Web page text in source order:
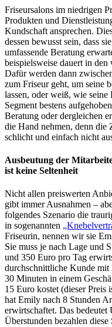
Friseursalons im niedrigen
Produkten und
Kundschaft ansprechen.
dessen bewusst sein, dass
umfassende Beratung
beispielsweise dauert in
Dafür werden dann
zum Friseur geht, um seine
lassen, oder weiß, wie seine
Segment bestens
Beratung oder dergleichen
die Hand nehmen, denn die
schlicht und einfach nicht
Ausbeutung der
ist keine Seltenheit
Nicht allen preiswerten
gibt immer Ausnahmen –
folgendes Szenario die
in sogenannten
Friseurin, nennen wir sie
Sie muss je nach Lage und
und 350 Euro pro Tag
durchschnittliche Kunde mit
30 Minuten in einem
15 Euro kostet (dieser Preis
hat Emily nach 8 Stunden
erwirtschaftet. Das
Überstunden bezahlen